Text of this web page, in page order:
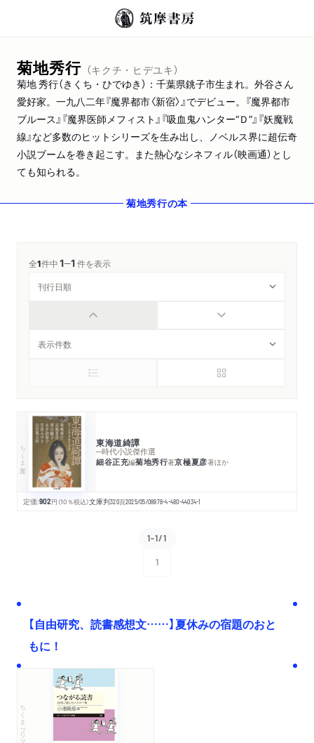
菊地秀行 （キクチ・ヒデユキ）
菊地 秀行（きくち・ひでゆき）：千葉県銚子市生まれ。外谷さん
愛好家。一九八二年『魔界都市〈新宿〉』でデビュー。『魔界都市
ブルース』『魔界医師メフィスト』『吸血鬼ハンター“Ｄ”』『妖魔戦
線』など多数のヒットシリーズを生み出し、ノベルス界に超伝奇
小説ブームを巻き起こす。また熱心なシネフィル（映画通）とし
ても知られる。
菊地秀行の本
全1件中1─1件を表示
ちくま文庫 東海道綺譚
─時代小説傑作選
細谷正充編菊地秀行著京極夏彦著ほか
定価:902円 （10％税込）文庫判320頁2025/05/08978-4-480-44034-1
1-1/1
1
【自由研究、読書感想文……】夏休みの宿題のおと
もに！
ちくまプリマー新書